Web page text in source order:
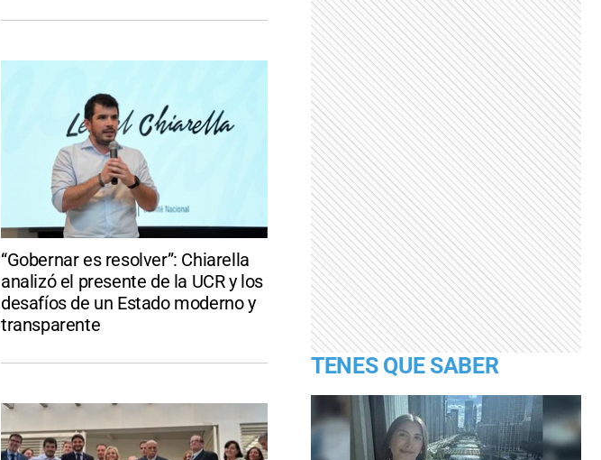
“Gobernar es resolver”: Chiarella
analizó el presente de la UCR y los
desafíos de un Estado moderno y
transparente
TENES QUE SABER